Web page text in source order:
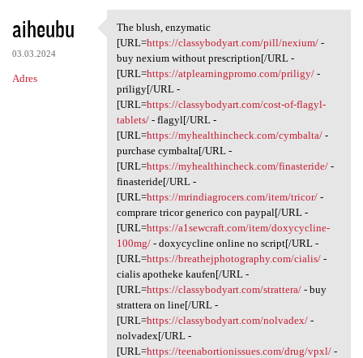
aiheubu
03.03.2024
Adres
The blush, enzymatic [URL
The blush, enzymatic
[URL=https://classybodyart.com/pill/nexium/-
buy nexium without prescription[/URL -
[URL=https://atplearningpromo.com/priligy/-
priligy[/URL -
[URL=https://classybodyart.com/cost-of-flagyl-
tablets/- flagyl[/URL -
[URL=https://myhealthincheck.com/cymbalta/-
purchase cymbalta[/URL -
[URL=https://myhealthincheck.com/finasteride/-
finasteride[/URL -
[URL=https://mrindiagrocers.com/item/tricor/-
comprare tricor generico con paypal[/URL -
[URL=https://a1sewcraft.com/item/doxycycline-
100mg/- doxycycline online no script[/URL -
[URL=https://breathejphotography.com/cialis/-
cialis apotheke kaufen[/URL -
[URL=https://classybodyart.com/strattera/- buy
strattera on line[/URL -
[URL=https://classybodyart.com/nolvadex/-
nolvadex[/URL -
[URL=https://teenabortionissues.com/drug/vpxl/-